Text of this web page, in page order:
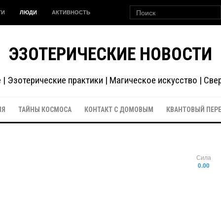
ЛЮДИ АКТИВНОСТЬ
ЭЗОТЕРИЧЕСКИЕ НОВОСТИ
Эзотерические практики | Магическое искусство |
ТАЙНЫ КОСМОСА КОНТАКТ С ДОМОВЫМ КВАНТОВЫЙ
Сила
0.00